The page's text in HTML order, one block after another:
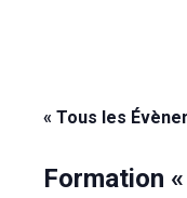
« Tous les
Formation